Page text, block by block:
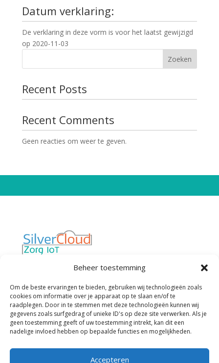
Beheer toestemming
Om de beste ervaringen te bieden, gebruiken wij technologieën zoals
cookies om informatie over je apparaat op te slaan en/of te
raadplegen. Door in te stemmen met deze technologieën kunnen wij
gegevens zoals surfgedrag of unieke ID's op deze site verwerken. Als je
geen toestemming geeft of uw toestemming intrekt, kan dit een
nadelige invloed hebben op bepaalde functies en mogelijkheden.
Accepteren
Datum verklaring:
De verklaring in deze vorm is voor het laatst gewijzigd
op 2020-11-03
Zoeken
Recent Posts
Recent Comments
Geen reacties om weer te geven.
Van “werken met technologie in de zorg”
naar “technologie die werkt voor de zorg”
Privacybeleid
Cookiebeleid
Algemene Voorwaarden
Contactgegevens
Ohmstraat 18-A